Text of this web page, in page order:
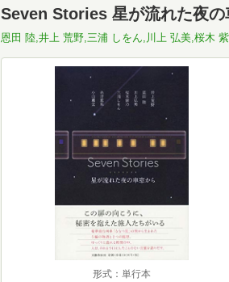
Seven Stories 星が流れた夜の
恩田 陸,井上 荒野,三浦 しをん,川上 弘美,桜木
形式：単行本